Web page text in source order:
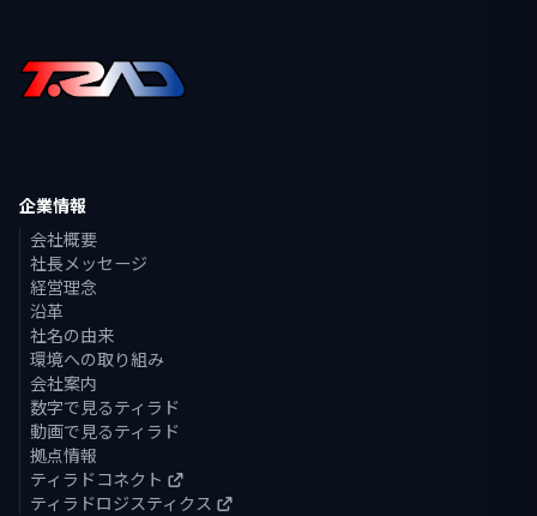
企業情報
会社概要
社長メッセージ
経営理念
沿革
社名の由来
環境への取り組み
会社案内
数字で見るティラド
動画で見るティラド
拠点情報
ティラドコネクト
ティラドロジスティクス